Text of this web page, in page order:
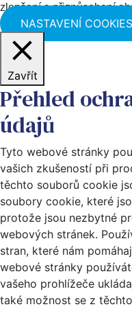
zlepšení a přizpůsobení
NASTAVENÍ COOKIES
Zavřít
Přehled
údajů
Tyto webové stránky
vašich zkušeností při
těchto souborů cookie
soubory cookie, které
protože jsou nezbytné
webových stránek.
stran, které nám
webové stránky
vašeho prohlížeče
také možnost se z